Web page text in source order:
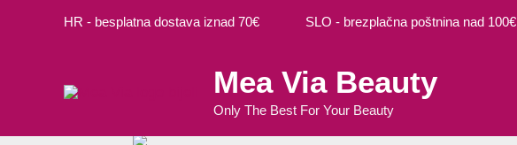
HR - besplatna dostava iznad 70€ SLO - brezplačna poštnina nad 100€
Mea Via Beauty
Only The Best For Your Beauty